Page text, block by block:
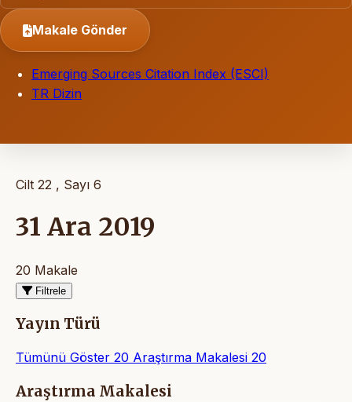
Makale Gönder
Emerging Sources Citation Index (ESCI)
TR Dizin
Cilt 22 , Sayı 6
31 Ara 2019
20 Makale
Filtrele
Yayın Türü
Tümünü Göster 20 Araştırma Makalesi 20
Makaleler
Araştırma Makalesi